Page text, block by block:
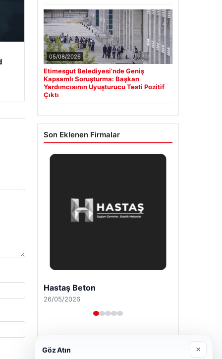
05/08/2026
Etimesgut Belediyesi’nde Geniş
Kapsamlı Soruşturma: Başkan
Yardımcısının Uyuşturucu Testi Pozitif
Çıktı
Son Eklenen Firmalar
Enes Kaplan Avukatlık Bürosu
28/04/2026
Göz Atın ×